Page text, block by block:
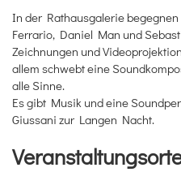
In der Rathausgalerie
Ferrario, Daniel Man und
Zeichnungen und
allem schwebt eine
alle Sinne.
Es gibt Musik und eine
Giussani zur Langen Nacht.